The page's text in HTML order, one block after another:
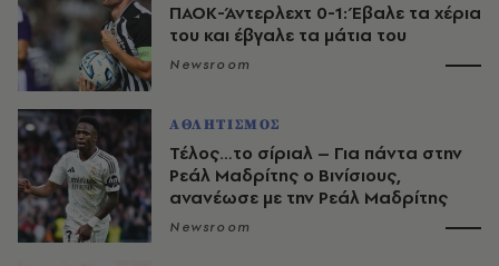
ΠΑΟΚ-Άντερλεχτ 0-1: Έβαλε τα χέρια
του και έβγαλε τα μάτια του
Newsroom
ΑΘΛΗΤΙΣΜΟΣ
Τέλος…το σίριαλ – Για πάντα στην
Ρεάλ Μαδρίτης ο Βινίσιους,
ανανέωσε με την Ρεάλ Μαδρίτης
Newsroom